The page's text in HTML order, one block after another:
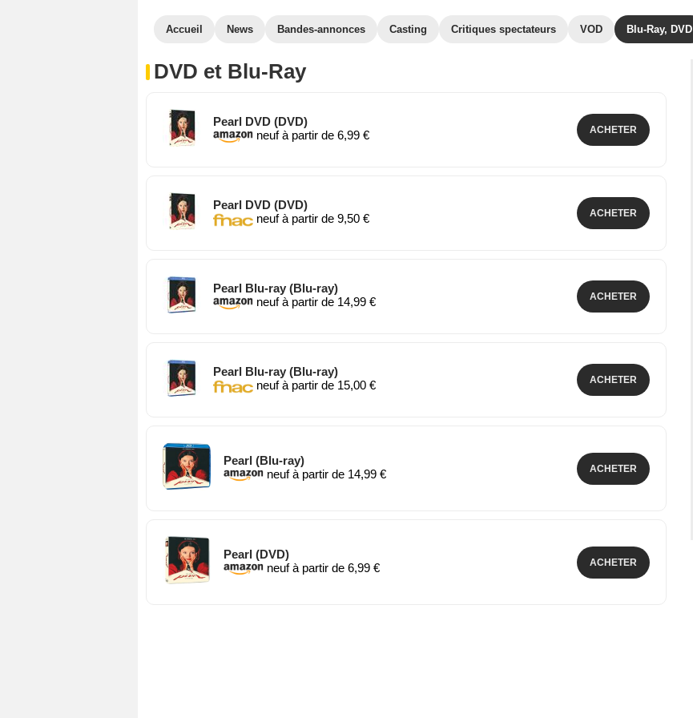
Accueil News Bandes-annonces Casting Critiques spectateurs VOD Blu-Ray, DVD
DVD et Blu-Ray
Pearl DVD (DVD)
neuf à partir de 6,99 €
ACHETER
Pearl DVD (DVD)
neuf à partir de 9,50 €
ACHETER
Pearl Blu-ray (Blu-ray)
neuf à partir de 14,99 €
ACHETER
Pearl Blu-ray (Blu-ray)
neuf à partir de 15,00 €
ACHETER
Pearl (Blu-ray)
neuf à partir de 14,99 €
ACHETER
Pearl (DVD)
neuf à partir de 6,99 €
ACHETER